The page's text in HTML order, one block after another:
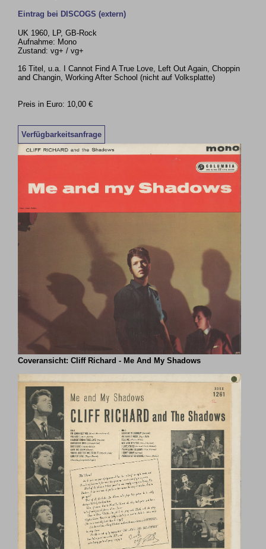
Eintrag bei DISCOGS (extern)
UK 1960, LP, GB-Rock
Aufnahme: Mono
Zustand: vg+ / vg+
16 Titel, u.a. I Cannot Find A True Love, Left Out Again, Choppin
and Changin, Working After School (nicht auf Volksplatte)
Preis in Euro: 10,00 €
Verfügbarkeitsanfrage
Coveransicht: Cliff Richard - Me And My Shadows